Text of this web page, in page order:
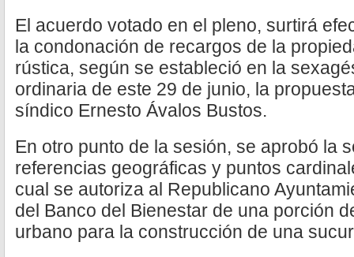
El acuerdo votado en el pleno, surtirá
la condonación de recargos de la
rústica, según se estableció en la
ordinaria de este 29 de junio, la
síndico Ernesto Ávalos Bustos.
En otro punto de la sesión, se aprobó la
referencias geográficas y puntos
cual se autoriza al Republicano
del Banco del Bienestar de una porción
urbano para la construcción de una